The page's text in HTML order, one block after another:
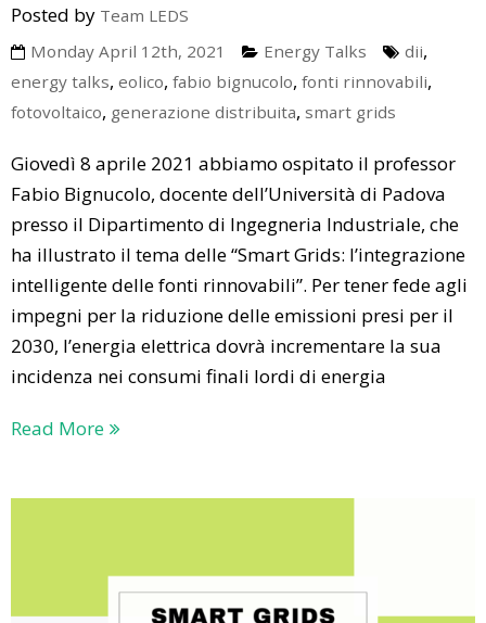
Posted by Team LEDS
Monday April 12th, 2021
Energy Talks dii,
energy talks, eolico, fabio bignucolo, fonti rinnovabili,
fotovoltaico, generazione distribuita, smart grids
Giovedì 8 aprile 2021 abbiamo ospitato il professor
Fabio Bignucolo, docente dell’Università di Padova
presso il Dipartimento di Ingegneria Industriale, che
ha illustrato il tema delle “Smart Grids: l’integrazione
intelligente delle fonti rinnovabili”. Per tener fede agli
impegni per la riduzione delle emissioni presi per il
2030, l’energia elettrica dovrà incrementare la sua
incidenza nei consumi finali lordi di energia
Read More